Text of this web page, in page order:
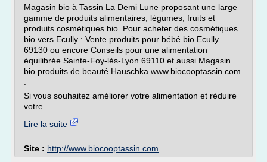
Magasin bio à Tassin La Demi Lune proposant une large
gamme de produits alimentaires, légumes, fruits et
produits cosmétiques bio. Pour acheter des cosmétiques
bio vers Ecully : Vente produits pour bébé bio Ecully
69130 ou encore Conseils pour une alimentation
équilibrée Sainte-Foy-lès-Lyon 69110 et aussi Magasin
bio produits de beauté Hauschka www.biocooptassin.com
Si vous souhaitez améliorer votre alimentation et réduire
votre...
Lire la suite
Site : http://www.biocooptassin.com